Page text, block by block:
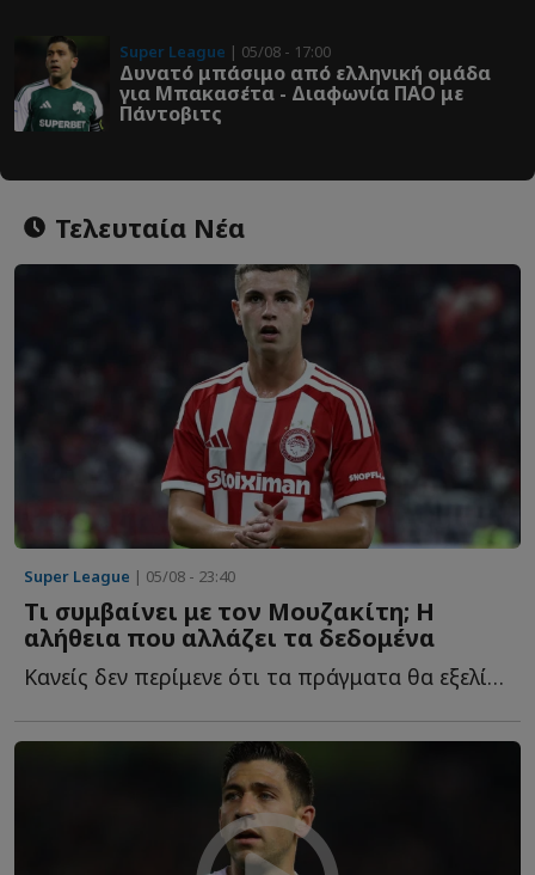
Super League | 05/08 - 17:00
Δυνατό μπάσιμο από ελληνική ομάδα
για Μπακασέτα - Διαφωνία ΠΑΟ με
Πάντοβιτς
Τελευταία Νέα
Super League | 05/08 - 23:40
Τι συμβαίνει με τον Μουζακίτη; Η
αλήθεια που αλλάζει τα δεδομένα
Κανείς δεν περίμενε ότι τα πράγματα θα εξελίσσονταν έ...